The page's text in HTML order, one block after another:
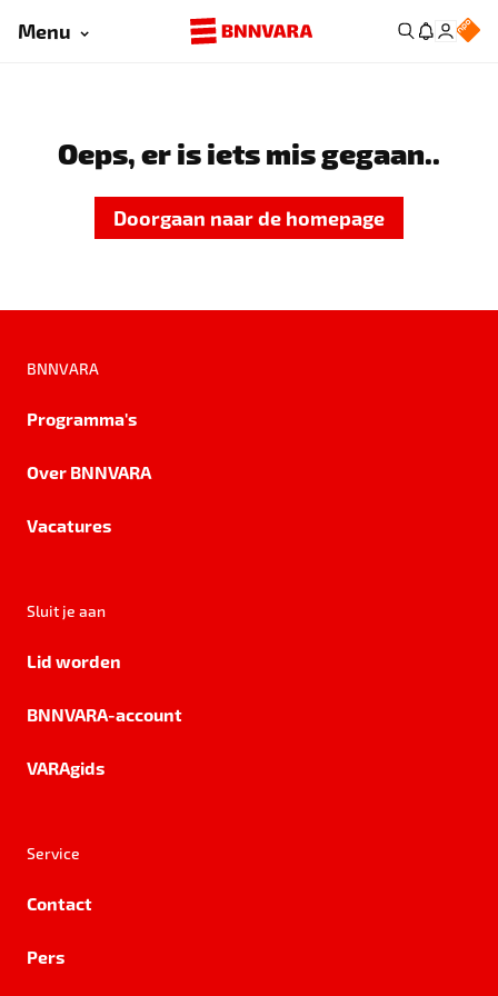
Menu
Oeps, er is iets mis gegaan..
Doorgaan naar de homepage
BNNVARA
Programma's
Over BNNVARA
Vacatures
Sluit je aan
Lid worden
BNNVARA-account
VARAgids
Service
Contact
Pers